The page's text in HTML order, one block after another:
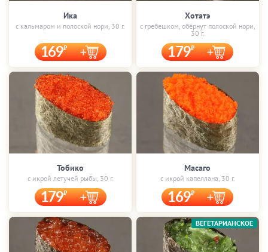
Ика
с кальмаром и полоской нори, 30 г.
169
Хотатэ
с гребешком, обёрнут полоской нори,
30 г.
179
Тобико
с икрой летучей рыбы, 30 г.
179
Масаго
с икрой капеллана, 30 г.
169
ВЕГЕТАРИАНСКОЕ